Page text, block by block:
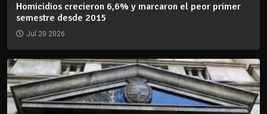
Homicidios crecieron 6,6% y marcaron el peor primer
semestre desde 2015
Jul 20 2026